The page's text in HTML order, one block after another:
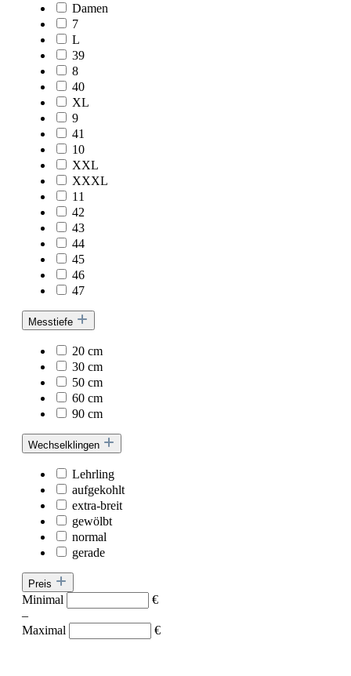
Damen
7
L
39
8
40
XL
9
41
10
XXL
XXXL
11
42
43
44
45
46
47
Messtiefe
20 cm
30 cm
50 cm
60 cm
90 cm
Wechselklingen
Lehrling
aufgekohlt
extra-breit
gewölbt
normal
gerade
Preis
Minimal
€
–
Maximal
€